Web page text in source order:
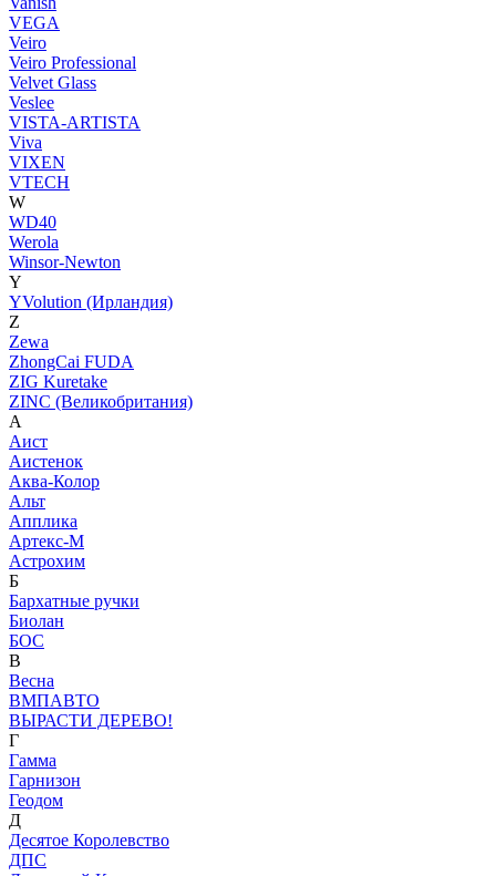
VEGA
Veiro
Veiro Professional
Velvet Glass
Veslee
VISTA-ARTISTA
Viva
VIXEN
VTECH
W
WD40
Werola
Winsor-Newton
Y
YVolution (Ирландия)
Z
Zewa
ZhongCai FUDA
ZIG Kuretake
ZINC (Великобритания)
А
Аист
Аистенок
Аква-Колор
Альт
Апплика
Артекс-М
Астрохим
Б
Бархатные ручки
Биолан
БОС
В
Весна
ВМПАВТО
ВЫРАСТИ ДЕРЕВО!
Г
Гамма
Гарнизон
Геодом
Д
Десятое Королевство
ДПС